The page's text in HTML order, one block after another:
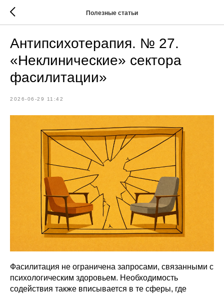
Полезные статьи
Антипсихотерапия. № 27.
«Неклинические» сектора
фасилитации»
2026-06-29 11:42
Фасилитация не ограничена запросами, связанными с
психологическим здоровьем. Необходимость
содействия также вписывается в те сферы, где